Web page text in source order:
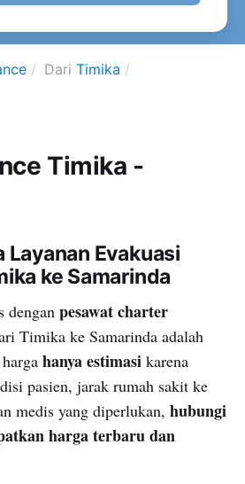
Dari Timika
Timika -
Layanan Evakuasi
ke Samarinda
dengan pesawat charter
Timika ke Samarinda adalah
hanya estimasi karena
pasien, jarak rumah sakit ke
medis yang diperlukan, hubungi
harga terbaru dan